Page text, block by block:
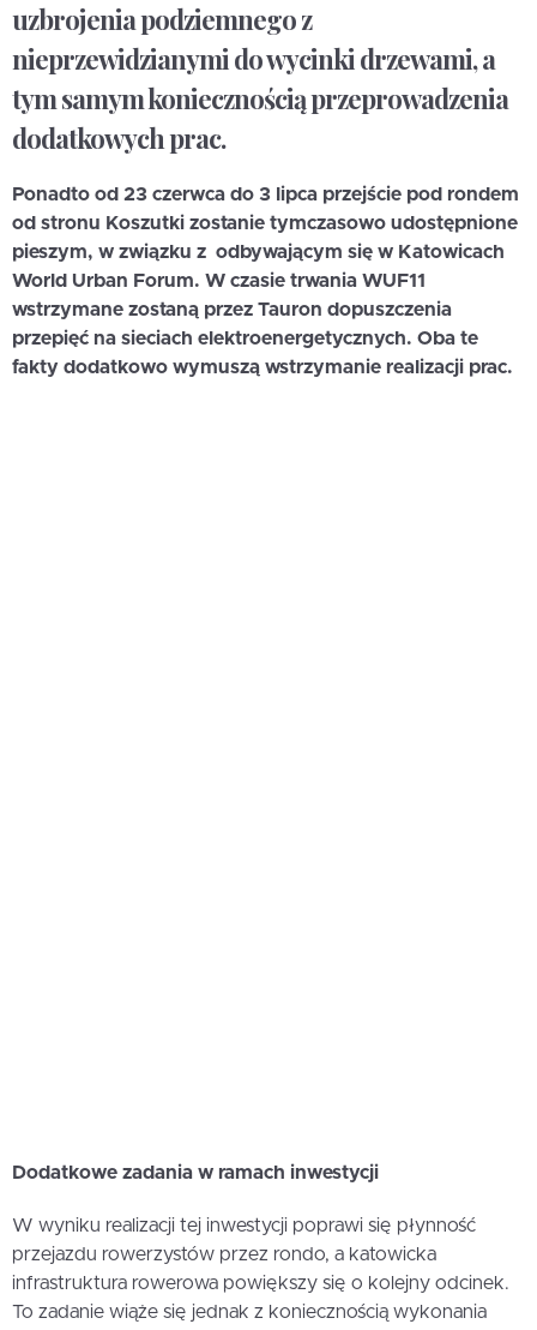
uzbrojenia podziemnego z
nieprzewidzianymi do wycinki drzewami, a
tym samym koniecznością przeprowadzenia
dodatkowych prac.
Ponadto od 23 czerwca do 3 lipca przejście pod rondem
od stronu Koszutki zostanie tymczasowo udostępnione
pieszym, w związku z odbywającym się w Katowicach
World Urban Forum. W czasie trwania WUF11
wstrzymane zostaną przez Tauron dopuszczenia
przepięć na sieciach elektroenergetycznych. Oba te
fakty dodatkowo wymuszą wstrzymanie realizacji prac.
Dodatkowe zadania w ramach inwestycji
W wyniku realizacji tej inwestycji poprawi się płynność
przejazdu rowerzystów przez rondo, a katowicka
infrastruktura rowerowa powiększy się o kolejny odcinek.
To zadanie wiąże się jednak z koniecznością wykonania